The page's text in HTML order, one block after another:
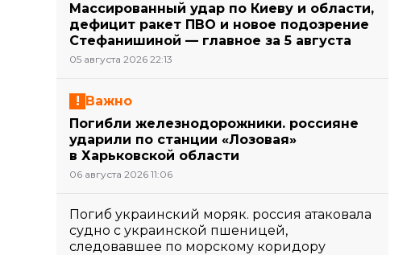
Массированный удар по Киеву и области,
дефицит ракет ПВО и новое подозрение
Стефанишиной — главное за 5 августа
05 августа 2026 22:13
Важно
Погибли железнодорожники. россияне
ударили по станции «Лозовая»
в Харьковской области
06 августа 2026 11:06
Погиб украинский моряк. россия атаковала
судно с украинской пшеницей,
следовавшее по морскому коридору